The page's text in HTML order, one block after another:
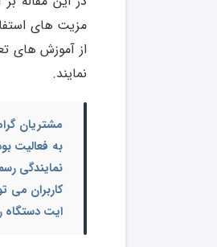
مزیت های
از آموزش های
نمایند.
مشتریان
به فعالیت
نمایندگی
کاربران می
ایت دستگاه